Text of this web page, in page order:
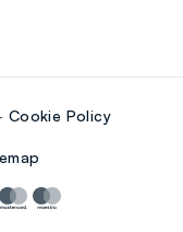
Cookie Policy